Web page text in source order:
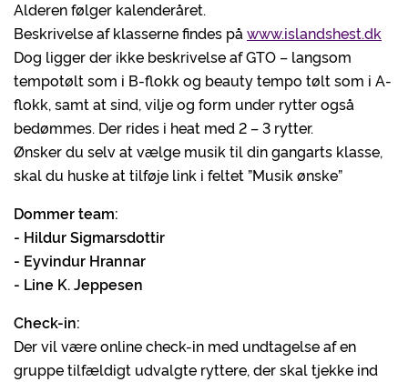
Alderen følger kalenderåret.
Beskrivelse af klasserne findes på www.islandshest.dk
Dog ligger der ikke beskrivelse af GTO – langsom
tempotølt som i B-flokk og beauty tempo tølt som i A-
flokk, samt at sind, vilje og form under rytter også
bedømmes. Der rides i heat med 2 – 3 rytter.
Ønsker du selv at vælge musik til din gangarts klasse,
skal du huske at tilføje link i feltet ”Musik ønske”
Dommer team:
- Hildur Sigmarsdottir
- Eyvindur Hrannar
- Line K. Jeppesen
Check-in:
Der vil være online check-in med undtagelse af en
gruppe tilfældigt udvalgte ryttere, der skal tjekke ind